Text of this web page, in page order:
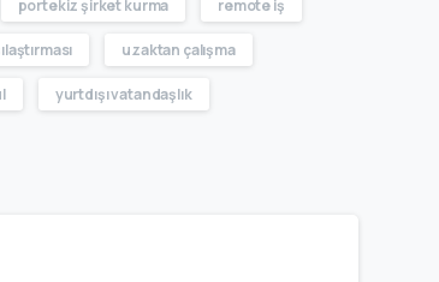
portekiz şirket kurma remote iş
uzaktan çalışma
yurtdışı vatandaşlık